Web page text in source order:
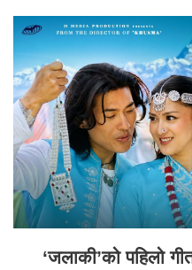
‘जलाकी’को पहिलो